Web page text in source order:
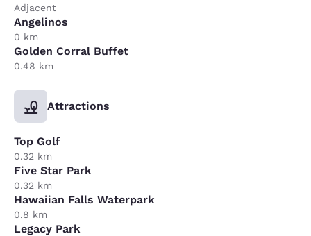
Adjacent
Angelinos
0 km
Golden Corral Buffet
0.48 km
Attractions
Top Golf
0.32 km
Five Star Park
0.32 km
Hawaiian Falls Waterpark
0.8 km
Legacy Park